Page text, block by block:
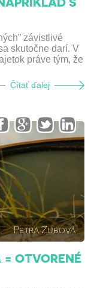
závistlivé
skutočne darí. V
práve tým, že
Čítať ďalej
Petra Zubová
= OTVORENÉ